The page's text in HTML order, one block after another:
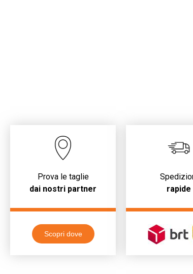
Prova le taglie
dai nostri partner
Scopri dove
rapide